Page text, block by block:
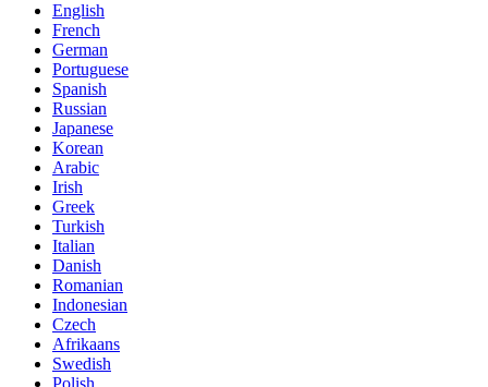
English
French
German
Portuguese
Spanish
Russian
Japanese
Korean
Arabic
Irish
Greek
Turkish
Italian
Danish
Romanian
Indonesian
Czech
Afrikaans
Swedish